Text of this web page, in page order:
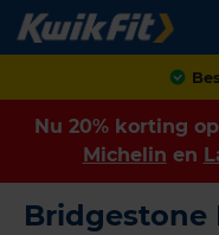
Nu 20% korting op
Michelin en
Bridgestone